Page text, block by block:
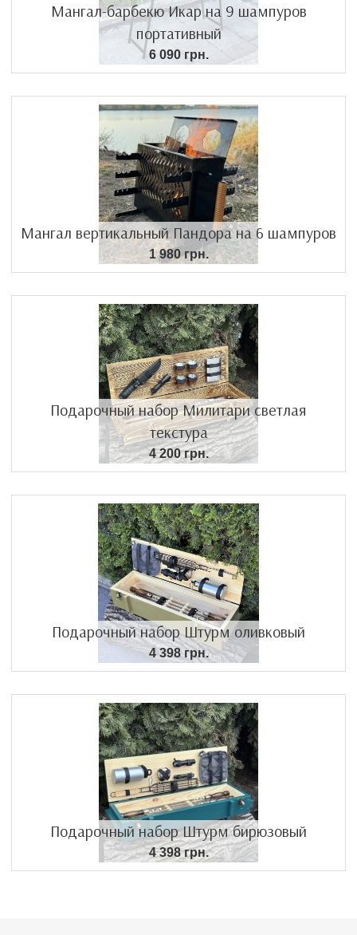
Мангал-барбекю Икар на 9 шампуров
портативный
6 090 грн.
Мангал вертикальный Пандора на 6 шампуров
1 980 грн.
Подарочный набор Милитари светлая
текстура
4 200 грн.
Подарочный набор Штурм оливковый
4 398 грн.
Подарочный набор Штурм бирюзовый
4 398 грн.